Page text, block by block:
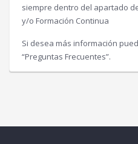
siempre dentro del apartado
y/o Formación Continua
Si desea más información
“Preguntas Frecuentes”.